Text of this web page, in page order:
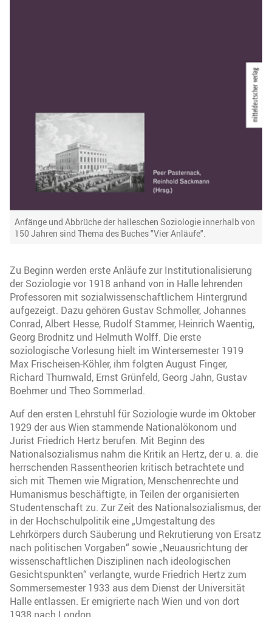
Anfänge und Abbrüche der halleschen Soziologie innerhalb von
150 Jahren sind Thema des Buches "Vier Anläufe".
Zu Beginn werden erste Anläufe zur Institutionalisierung
der Soziologie vor 1918 anhand von in Halle lehrenden
Professoren mit sozialwissenschaftlichem Hintergrund
aufgezeigt. Dazu gehören Gustav Schmoller, Johannes
Conrad, Albert Hesse, Rudolf Stammer, Heinrich Waentig,
Georg Brodnitz und Helmuth Wolff. Die erste
soziologische Vorlesung hielt im Wintersemester 1919
Max Frischeisen-Köhler, ihm folgten August Finger,
Richard Thurnwald, Ernst Grünfeld, Georg Jahn, Gustav
Boehmer und Theo Sommerlad.
Auf den ersten Lehrstuhl für Soziologie wurde im Oktober
1929 der aus Wien stammende Nationalökonom und
Jurist Friedrich Hertz berufen. Mit Beginn des
Nationalsozialismus nahm die Kritik an Hertz, der u. a. die
herrschenden Rassentheorien kritisch betrachtete und
sich mit Themen wie Migration, Menschenrechte und
Humanismus beschäftigte, in Teilen der organisierten
Studentenschaft zu. Zur Zeit des Nationalsozialismus, der
in der Hochschulpolitik eine „Umgestaltung des
Lehrkörpers durch Säuberung und Rekrutierung von Ersatz
nach politischen Vorgaben“ sowie „Neuausrichtung der
wissenschaftlichen Disziplinen nach ideologischen
Gesichtspunkten“ verlangte, wurde Friedrich Hertz zum
Sommersemester 1933 aus dem Dienst der Universität
Halle entlassen. Er emigrierte nach Wien und von dort
1938 nach London.